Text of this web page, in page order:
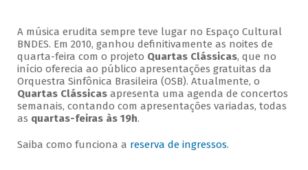
A música erudita sempre teve lugar no Espaço Cultural
BNDES. Em 2010, ganhou definitivamente as noites de
quarta-feira com o projeto Quartas Clássicas, que no
início oferecia ao público apresentações gratuitas da
Orquestra Sinfônica Brasileira (OSB). Atualmente, o
Quartas Clássicasapresenta uma agenda de concertos
semanais, contando com apresentações variadas, todas
as quartas-feiras às 19h.
Saiba como funciona a reserva de ingressos.